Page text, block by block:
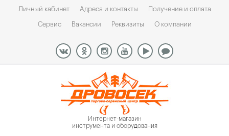
Личный кабинет Адреса и контакты Получение и оплата
Сервис Вакансии Реквизиты О компании
Интернет-магазин
инструмента и оборудования